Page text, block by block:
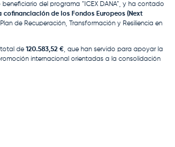
beneficiario del programa “ICEX DANA”, y ha contado
cofinanciación de los Fondos Europeos (Next
de Recuperación, Transformación y Resiliencia en
total de 120.583,52 € , que han servido para apoyar la
internacional orientadas a la consolidación